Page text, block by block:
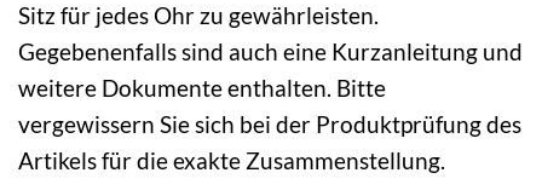
Sitz für jedes Ohr zu gewährleisten.
Gegebenenfalls sind auch eine Kurzanleitung und
weitere Dokumente enthalten. Bitte
vergewissern Sie sich bei der Produktprüfung des
Artikels für die exakte Zusammenstellung.